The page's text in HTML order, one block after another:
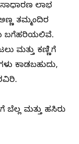
ಲಾಭ
ತಮ್ಮಂದಿರ
ಬಗೆಹರಿಯಲಿವೆ.
ಮತ್ತು ಕಣ್ಣಿಗೆ
ಕಾಡಬಹುದು,
ಮತ್ತು ಹಸಿರು